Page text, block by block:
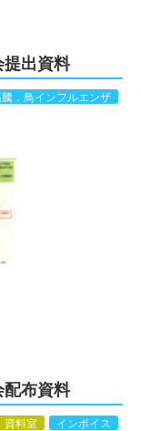
出資料
，鳥インフルエンザ
布資料
資料室 インボイス